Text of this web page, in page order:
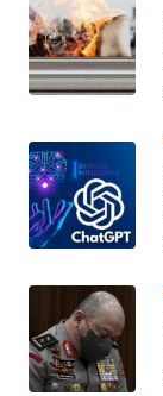
KARO
WN
SIMALUNGUN
WN
LABUHANBATU
WN
TENGAH
WN DELI
SERDANG